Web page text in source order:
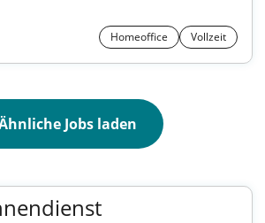
Homeoffice Vollzeit
Jobs laden